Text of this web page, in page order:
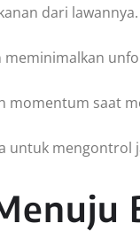
dari lawannya.
momentum saat
untuk mengontrol